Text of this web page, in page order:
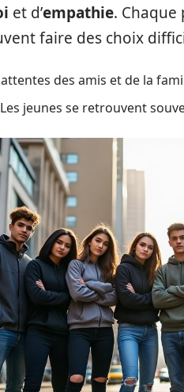
et d’empathie.
faire des choix
attentes des amis et de la
Les jeunes se retrouvent